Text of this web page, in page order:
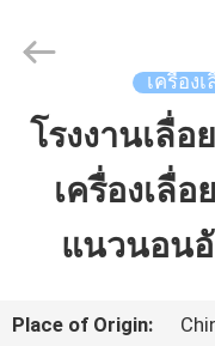
บ้าน
สินค้า
เกี่ยว
Ruixiang
Import
เครื่อง
โรงงานเลื่อ
เครื่องเลื่
แนวนอน
Place of Origin: